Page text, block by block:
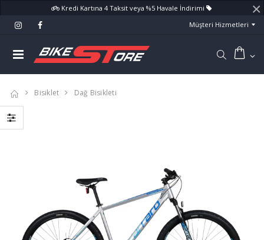
Kredi Kartına 4 Taksit veya %5 Havale İndirimi ×
Müşteri Hizmetleri
Bisiklet Dağ Bisikleti